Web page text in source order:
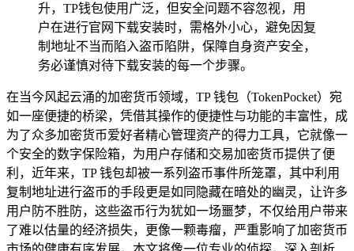
升，TP钱包使用广泛，但安全问题不容忽视，用
户在进行官网下载安装时，需格外小心，避免因复
制地址不当而陷入盗币陷阱，保障自身资产安全，
务必谨慎对待下载安装的每一个步骤。
在当今风起云涌的加密货币领域，TP 钱包（TokenPocket）宛
如一座便捷的桥梁，凭借其操作的便捷性与功能的丰富性，成
为了众多加密货币爱好者精心管理资产的得力工具，它就像一
个安全的数字保险箱，为用户存储和交易加密货币提供了便
利，近年来，TP 钱包却被一系列盗币事件所笼罩，其中利用
复制地址进行盗币的手段更是如同隐藏在暗处的幽灵，让许多
用户防不胜防，这些盗币行为犹如一场噩梦，不仅给用户带来
了难以估量的经济损失，更像一颗毒瘤，严重影响了加密货币